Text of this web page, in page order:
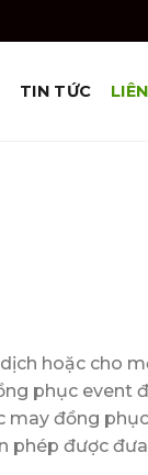
TIN TỨC
hoặc cho
phục event
may đồng
phép được